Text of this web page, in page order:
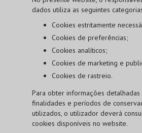
dados utiliza as seguintes
Cookies estritamente
Cookies de preferências;
Cookies analíticos;
Cookies de marketing e
Cookies de rastreio.
Para obter informações
finalidades e períodos de
utilizados, o utilizador deverá
cookies disponíveis no website.